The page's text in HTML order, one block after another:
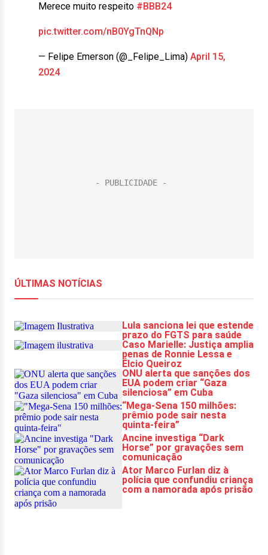
Merece muito respeito #BBB24
pic.twitter.com/nB0YgTnQNp
— Felipe Emerson (@_Felipe_Lima) April 15,
2024